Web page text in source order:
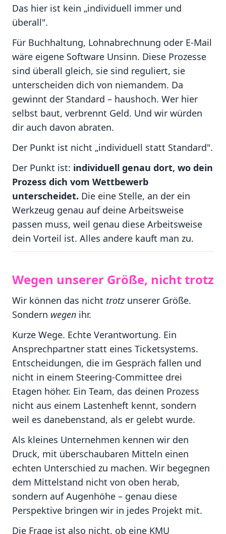
Das hier ist kein „individuell immer und
überall".
Für Buchhaltung, Lohnabrechnung oder E-Mail
wäre eigene Software Unsinn. Diese Prozesse
sind überall gleich, sie sind reguliert, sie
unterscheiden dich von niemandem. Da
gewinnt der Standard – haushoch. Wer hier
selbst baut, verbrennt Geld. Und wir würden
dir auch davon abraten.
Der Punkt ist nicht „individuell statt Standard".
Der Punkt ist: individuell genau dort, wo dein
Prozess dich vom Wettbewerb
unterscheidet. Die eine Stelle, an der ein
Werkzeug genau auf deine Arbeitsweise
passen muss, weil genau diese Arbeitsweise
dein Vorteil ist. Alles andere kauft man zu.
Wegen unserer Größe, nicht trotz
Wir können das nicht trotz unserer Größe.
Sondern wegen ihr.
Kurze Wege. Echte Verantwortung. Ein
Ansprechpartner statt eines Ticketsystems.
Entscheidungen, die im Gespräch fallen und
nicht in einem Steering-Committee drei
Etagen höher. Ein Team, das deinen Prozess
nicht aus einem Lastenheft kennt, sondern
weil es danebenstand, als er gelebt wurde.
Als kleines Unternehmen kennen wir den
Druck, mit überschaubaren Mitteln einen
echten Unterschied zu machen. Wir begegnen
dem Mittelstand nicht von oben herab,
sondern auf Augenhöhe – genau diese
Perspektive bringen wir in jedes Projekt mit.
Die Frage ist also nicht, ob eine KMU